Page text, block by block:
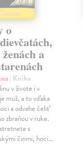
o
a
| Kniha
v živote i v
muž, a to vďaka
a odvahe čeliť
zbraňou v ruke.
s
činmi, hoci…